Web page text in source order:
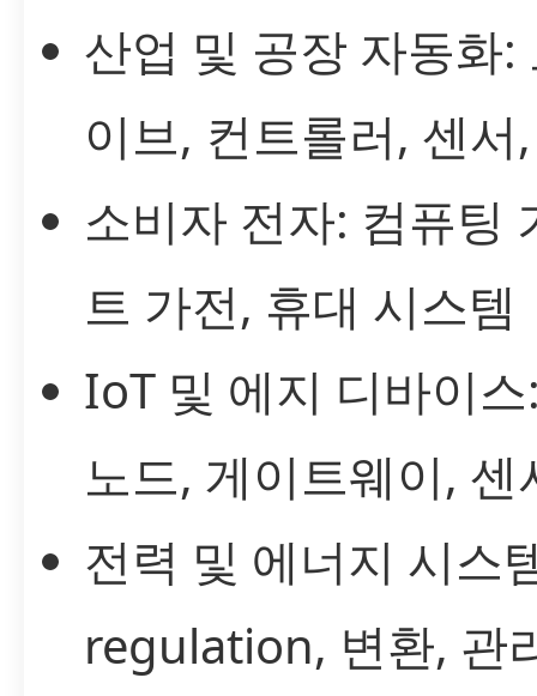
산업 및 공장 자동화:
이브, 컨트롤러, 센서
소비자 전자: 컴퓨팅
트 가전, 휴대 시스템
IoT 및 에지 디바이
노드, 게이트웨이, 센
전력 및 에너지 시스
regulation, 변환, 관